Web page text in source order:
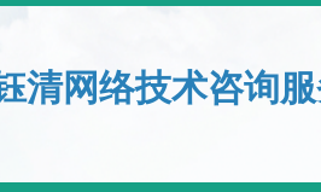
清网络技术咨询